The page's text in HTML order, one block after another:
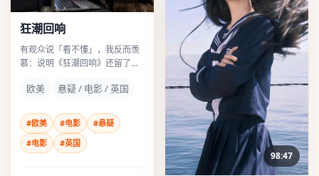
狂潮回响
有观众说「看不懂」，我反而羡
慕：说明《狂潮回响》还留了
年后多半会被反复提起。
欧美 悬疑 / 电影 / 英国
#欧美 #电影
#悬疑
#电影
#英国
98:47